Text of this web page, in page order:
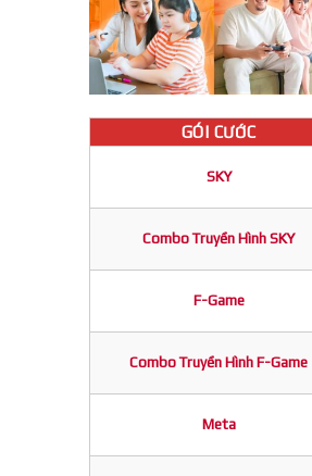
GÓI CƯỚC
SKY
Combo Truyền Hình SKY
F-Game
Combo Truyền Hình F-Game
Meta